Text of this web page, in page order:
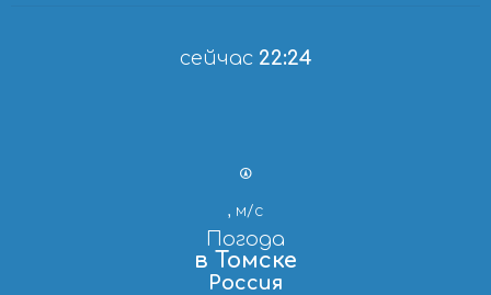
сейчас 22:24
, м/с
Погода
в Томске
Россия